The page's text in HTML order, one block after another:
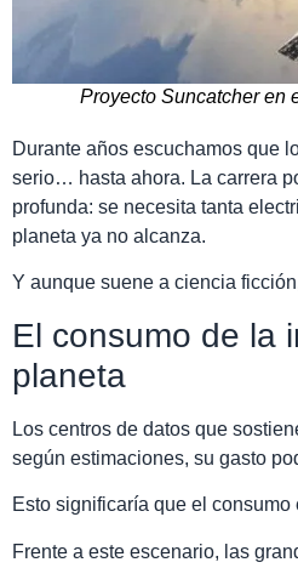
Proyecto Suncatcher en
Durante años escuchamos que
serio… hasta ahora. La carrera
profunda: se necesita tanta
planeta ya no alcanza.
Y aunque suene a ciencia
El consumo de la
planeta
Los centros de datos que
según estimaciones, su gasto
Esto significaría que el
Frente a este escenario, las